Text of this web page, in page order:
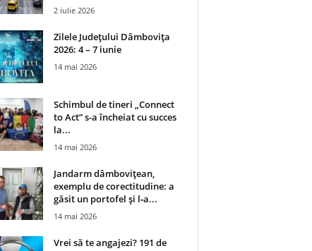
2 iulie 2026
Zilele Județului Dâmbovița
2026: 4 – 7 iunie
14 mai 2026
Schimbul de tineri „Connect
to Act” s-a încheiat cu succes
la...
14 mai 2026
Jandarm dâmbovițean,
exemplu de corectitudine: a
găsit un portofel și l‑a...
14 mai 2026
Vrei să te angajezi? 191 de